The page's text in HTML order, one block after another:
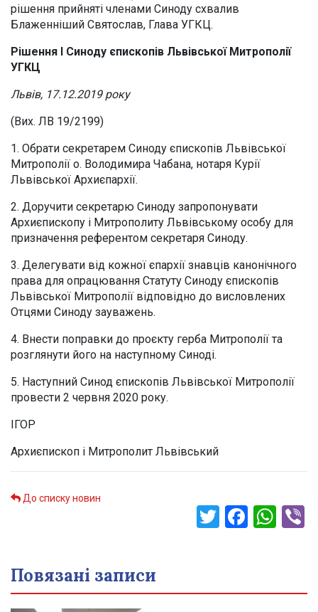
рішення прийняті членами Синоду схвалив
Блаженніший Святослав, Глава УГКЦ.
Рішення І Синоду єпископів Львівської Митрополії
УГКЦ
Львів, 17.12.2019 року
(Вих. ЛВ 19/2199)
1. Обрати секретарем Синоду єпископів Львівської
Митрополії о. Володимира Чабана, нотаря Курії
Львівської Архиєпархії.
2. Доручити секретарю Синоду запропонувати
Архиєпископу і Митрополиту Львівському особу для
призначення референтом секретаря Синоду.
3. Делегувати від кожної єпархії знавців канонічного
права для опрацювання Статуту Синоду єпископів
Львівської Митрополії відповідно до висловлених
Отцями Синоду зауважень.
4. Внести поправки до проєкту герба Митрополії та
розглянути його на наступному Синоді.
5. Наступний Синод єпископів Львівської Митрополії
провести 2 червня 2020 року.
ІГОР
Архиєпископ і Митрополит Львівський
До списку новин
Twitter
Повязані записи